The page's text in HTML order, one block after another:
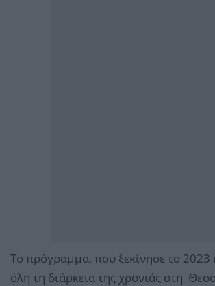
Το πρόγραμμα, που ξεκίνησε το 2023
όλη τη διάρκεια της χρονιάς στη